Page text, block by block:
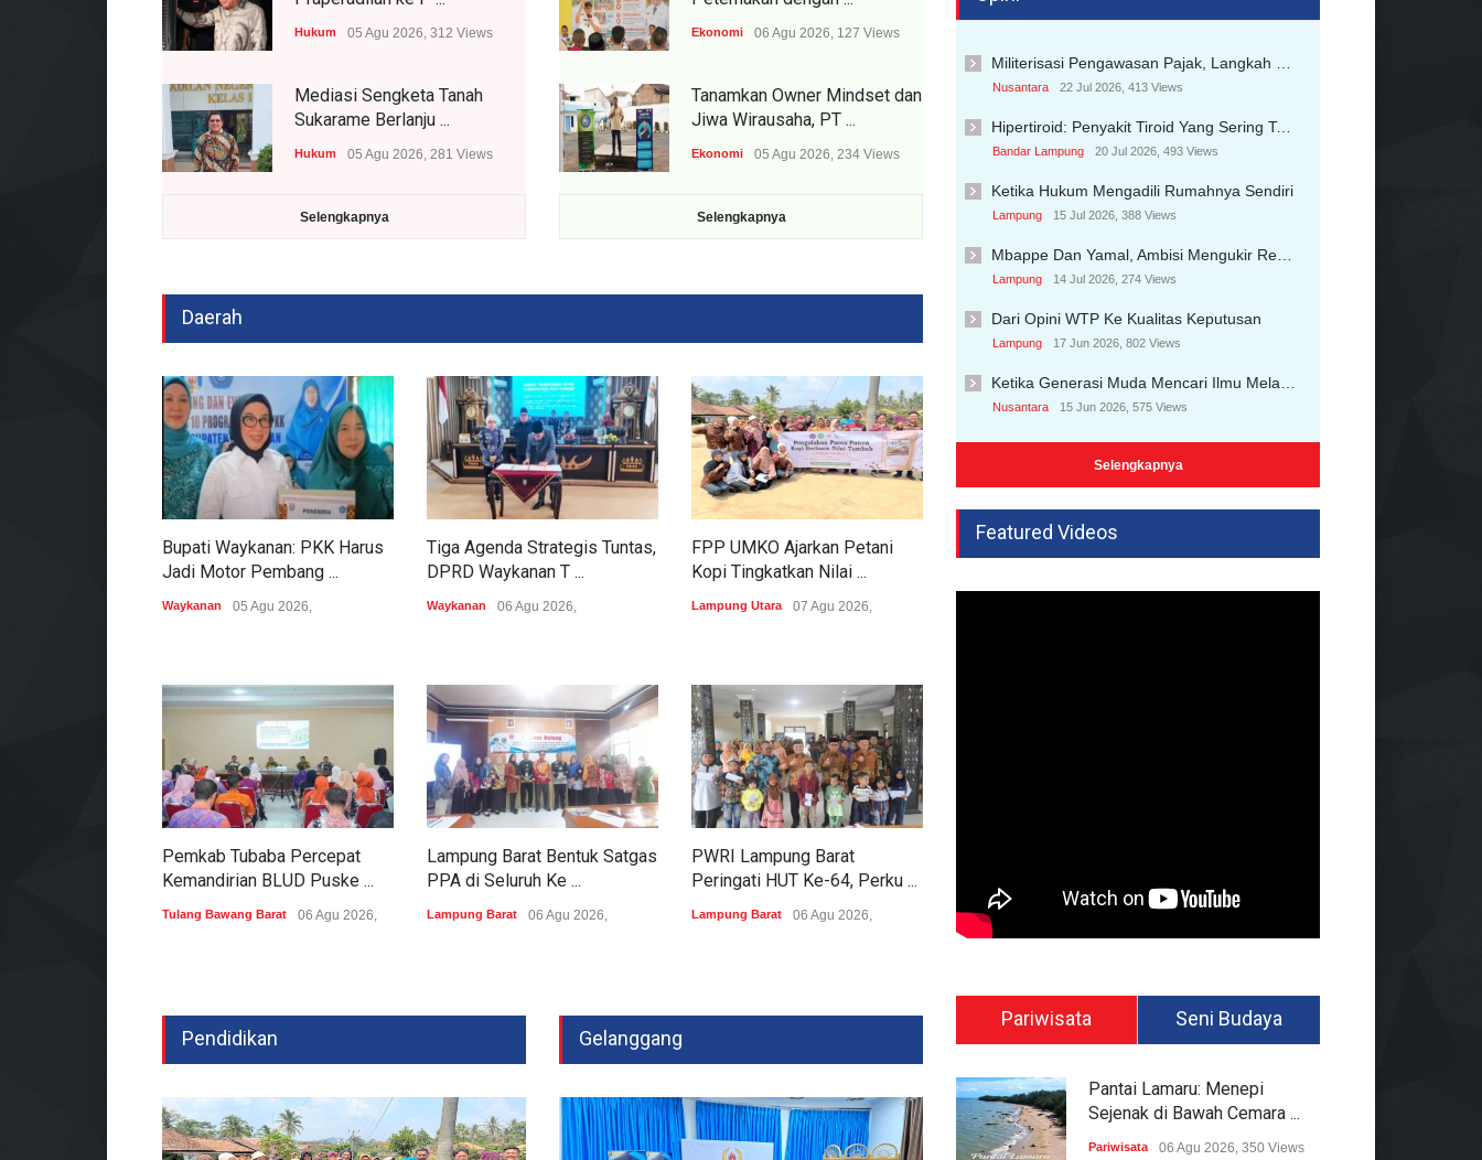
Hukum 05 Agu 2026, 312 Views
Mediasi Sengketa Tanah
Sukarame Berlanju ...
Hukum 05 Agu 2026, 281 Views
Selengkapnya
Ekonomi 06 Agu 2026, 127 Views
Tanamkan Owner Mindset dan
Jiwa Wirausaha, PT ...
Ekonomi 05 Agu 2026, 234 Views
Selengkapnya
Daerah
Bupati Waykanan: PKK Harus
Jadi Motor Pembang ...
Waykanan 05 Agu 2026,
Tiga Agenda Strategis Tuntas,
DPRD Waykanan T ...
Waykanan 06 Agu 2026,
FPP UMKO Ajarkan Petani
Kopi Tingkatkan Nilai ...
Lampung Utara 07 Agu 2026,
Pemkab Tubaba Percepat
Kemandirian BLUD Puske ...
Tulang Bawang Barat 06 Agu 2026,
Lampung Barat Bentuk Satgas
PPA di Seluruh Ke ...
Lampung Barat 06 Agu 2026,
PWRI Lampung Barat
Peringati HUT Ke-64, Perku ...
Lampung Barat 06 Agu 2026,
Pendidikan Gelanggang
Nusantara 22 Jul 2026, 413 Views
Hipertiroid: Penyakit Tiroid Yang Sering Terabaikan, Kenali Gejala Dan Cara Penanganannya
Bandar Lampung 20 Jul 2026, 493 Views
Ketika Hukum Mengadili Rumahnya Sendiri
Lampung 15 Jul 2026, 388 Views
Lampung 14 Jul 2026, 274 Views
Dari Opini WTP Ke Kualitas Keputusan
Lampung 17 Jun 2026, 802 Views
Nusantara 15 Jun 2026, 575 Views
Selengkapnya
Featured Videos
Pariwisata Seni Budaya
Pantai Lamaru: Menepi
Sejenak di Bawah Cemara ...
Pariwisata 06 Agu 2026, 350 Views